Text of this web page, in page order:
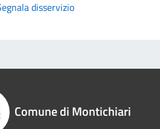
disservizio
Comune di Montichiari